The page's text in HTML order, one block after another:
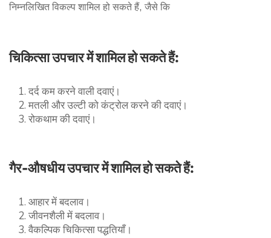
निम्नलिखित विकल्प शामिल हो सकते हैं, जैसे कि
चिकित्सा उपचार में शामिल हो सकते हैं:
दर्द कम करने वाली दवाएं।
मतली और उल्टी को कंट्रोल करने की दवाएं।
रोकथाम की दवाएं।
गैर-औषधीय उपचार में शामिल हो सकते हैं:
आहार में बदलाव।
जीवनशैली में बदलाव।
वैकल्पिक चिकित्सा पद्धतियाँ।